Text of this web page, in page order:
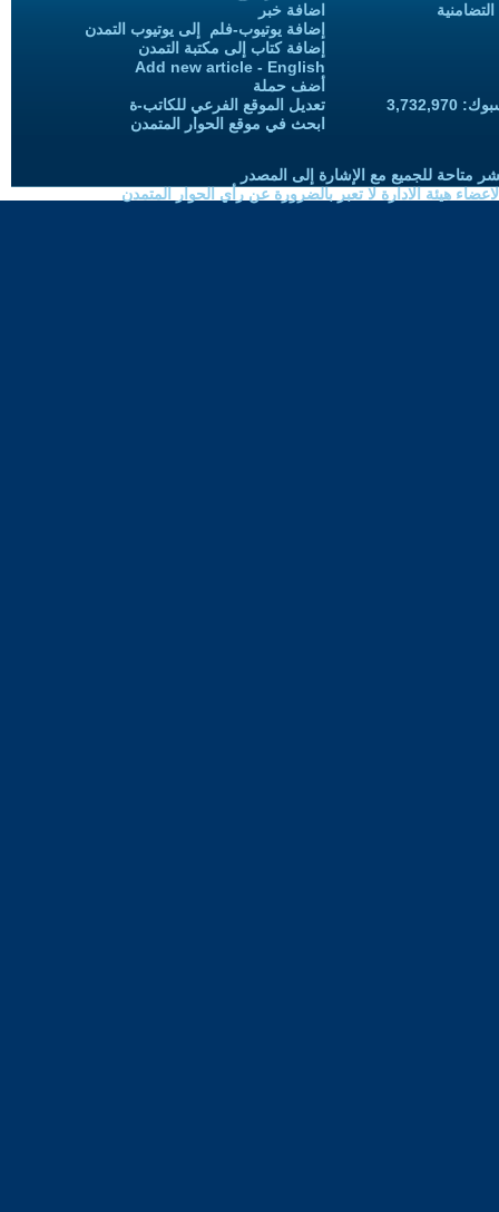
اضافة خبر
إضافة يوتيوب-فلم إلى يوتيوب التمدن
إضافة كتاب إلى مكتبة التمدن
Add new article - English
أضف حملة
تعديل الموقع الفرعي للكاتب-ة
ابحث في موقع الحوار المتمدن
متاحة للجميع مع الإشارة إلى المصدر
هيئة الادارة لا تعبر بالضرورة عن رأي الحوار المتمدن